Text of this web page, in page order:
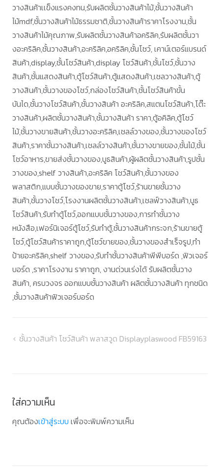
วางสินค้าเเข็งแรงคงทน,รับผลิตชั้นวางสินค้าไม้,ชั้นวางสินค้า
ไม้mdf,ชั้นวางสินค้าไม้ธรรมชาติ,ชั้นวางสินค้าราคาโรงงาน,ชั้น
วางสินค้าไม้คุณภาพ,รับผลิตชั้นวางสินค้าอคริลิค,รับผลิตชั้นวา
งอะคริลิค,ชั้นวางสินค้า,อะคริลิค,อคริลิค,ชั้นโชว์, เคาน์เตอร์แบรนด์
สินค้า,display,ชั้นโชว์สินค้า,display โชว์สินค้า,ชั้นโชว์,ชั้นวาง
สินค้า,ชั้นแสดงสินค้า,ตู้โชว์สินค้า,ตู้แสดงสินค้า,เชลวางสินค้า,ตู้
วางสินค้า,ชั้นวางของโชว์,กล่องโชว์สินค้า,ชั้นโชว์สินค้าขั้น
บันได,ชั้นวางโชว์สินค้า,ชั้นวางสินค้า อะคริลิค,สแตนโชว์สินค้า,โต๊ะ
วางสินค้า,ผลิตชั้นวางสินค้า,ชั้นวางสินค้า ราคา,ตู้อคิลิค,ตู้โชว์
ไม้,ชั้นวางขายสินค้า,ชั้นวางอะคริลิค,เชลล์วางของ,ชั้นวางของโชว์
สินค้า,ราคาชั้นวางสินค้า,เชลล์วางสินค้า,ชั้นวางขายของ,ชั้นไม้,ชั้น
โชว์อาหาร,ขายส่งชั้นวางของ,บูธสินค้า,ผู้ผลิตชั้นวางสินค้า,รูปชั้น
วางของ,shelf วางสินค้า,อะคริลิค โชว์สินค้า,ชั้นวางของ
พลาสติก,แบบชั้นวางของขาย,ราคาตู้โชว์,ร้านขายชั้นวาง
สินค้า,ชั้นวางโชว์,โรงงานผลิตชั้นวางสินค้า,เชลฟ์วางสินค้า,บูธ
โชว์สินค้า,รับทำตู้โชว์,ออกแบบชั้นวางของ,การทำชั้นวาง
หนังสือ,เฟอร์นิเจอร์ตู้โชว์,รับทำตู้,ชั้นวางสินค้ากระจก,ร้านขายตู้
โชว์,ตู้โชว์สินค้าราคาถูก,ตู้โชว์ขายของ,ชั้นวางของสำเร็จรูป,ทำ
ป้ายอะคริลิค,shelf วางของ,รับทำชั้นวางสินค้าพีพีบอร์ด ,ฟิวเจอร์
บอร์ด ,ราคาโรงงาน ราคาถูก, งานด่วนเร่งได้ รับผลิตชั้นวาง
สินค้า, ครบวงจร ออกแบบชั้นวางสินค้า ผลิตชั้นวางสินค้า ทุกชนิด
,ชั้นวางสินค้าฟิวเจอร์บอร์ด
แนะแนว
ชั้นวางสินค้า โชว์สินค้า พลาสวูด Displayplaswood FB59163
ใส่ความเห็น
คุณต้องเข้าสู่ระบบ เพื่อจะพิมพ์ความเห็น